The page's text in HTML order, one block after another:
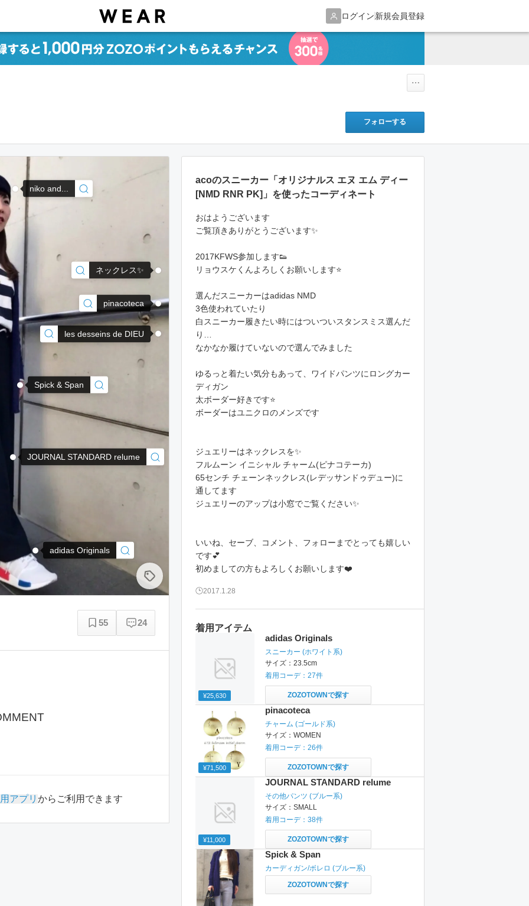
ログイン新規会員登録
フォローする
adidas Originals
pinacoteca
JOURNAL STANDARD relume
Spick & Span
niko and...
les desseins de DIEU
ネックレス✨
55 24
アプリ からご利用できます
着用アイテム
¥25,630
adidas Originals
スニーカー (ホワイト系)
サイズ： 23.5cm
着用コーデ： 27件
ZOZOTOWNで探す
¥71,500
pinacoteca
チャーム (ゴールド系)
サイズ： WOMEN
着用コーデ： 26件
ZOZOTOWNで探す
¥11,000
JOURNAL STANDARD relume
その他パンツ (ブルー系)
サイズ： SMALL
着用コーデ： 38件
ZOZOTOWNで探す
Spick & Span
カーディガン/ボレロ (ブルー系)
ZOZOTOWNで探す
acoのスニーカー「オリジナルス エヌ エム ディー
[NMD RNR PK]」を使ったコーディネート
おはようございます
ご覧頂きありがとうございます✨
2017KFWS参加します👟
リョウスケくんよろしくお願いします⭐️
選んだスニーカーはadidas NMD
3色使われていたり
白スニーカー履きたい時にはついついスタンスミス選んだ
り…
なかなか履けていないので選んでみました
ゆるっと着たい気分もあって、ワイドパンツにロングカー
ディガン
太ボーダー好きです⭐️
ボーダーはユニクロのメンズです
ジュエリーはネックレスを✨
フルムーン イニシャル チャーム(ピナコテーカ)
65センチ チェーンネックレス(レデッサンドゥデュー)に
通してます
ジュエリーのアップは小窓でご覧ください✨
いいね、セーブ、コメント、フォローまでとっても嬉しい
です💕
2017.1.28